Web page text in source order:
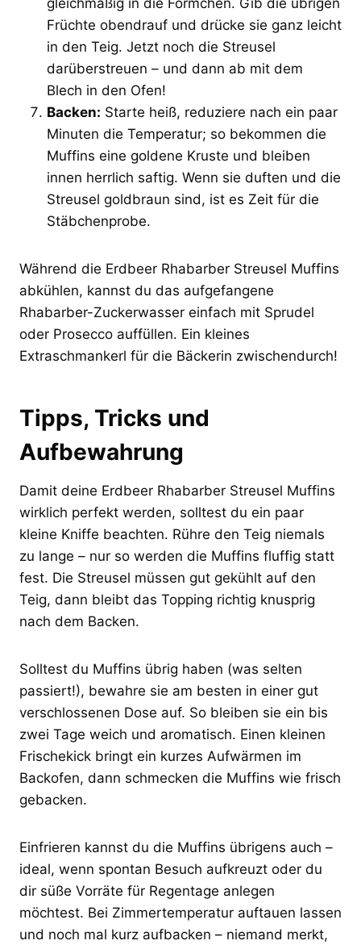
Früchte obendrauf und drücke sie ganz leicht
in den Teig. Jetzt noch die Streusel
darüberstreuen – und dann ab mit dem
Blech in den Ofen!
Backen: Starte heiß, reduziere nach ein paar
Minuten die Temperatur; so bekommen die
Muffins eine goldene Kruste und bleiben
innen herrlich saftig. Wenn sie duften und die
Streusel goldbraun sind, ist es Zeit für die
Stäbchenprobe.
Während die Erdbeer Rhabarber Streusel Muffins
abkühlen, kannst du das aufgefangene
Rhabarber-Zuckerwasser einfach mit Sprudel
oder Prosecco auffüllen. Ein kleines
Extraschmankerl für die Bäckerin zwischendurch!
Tipps, Tricks und
Aufbewahrung
Damit deine Erdbeer Rhabarber Streusel Muffins
wirklich perfekt werden, solltest du ein paar
kleine Kniffe beachten. Rühre den Teig niemals
zu lange – nur so werden die Muffins fluffig statt
fest. Die Streusel müssen gut gekühlt auf den
Teig, dann bleibt das Topping richtig knusprig
nach dem Backen.
Solltest du Muffins übrig haben (was selten
passiert!), bewahre sie am besten in einer gut
verschlossenen Dose auf. So bleiben sie ein bis
zwei Tage weich und aromatisch. Einen kleinen
Frischekick bringt ein kurzes Aufwärmen im
Backofen, dann schmecken die Muffins wie frisch
gebacken.
Einfrieren kannst du die Muffins übrigens auch –
ideal, wenn spontan Besuch aufkreuzt oder du
dir süße Vorräte für Regentage anlegen
möchtest. Bei Zimmertemperatur auftauen lassen
und noch mal kurz aufbacken – niemand merkt,